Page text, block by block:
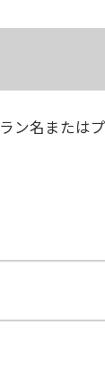
名または